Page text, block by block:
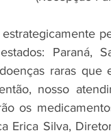
Paraná,
raras que
nosso
os
Erica Silva,